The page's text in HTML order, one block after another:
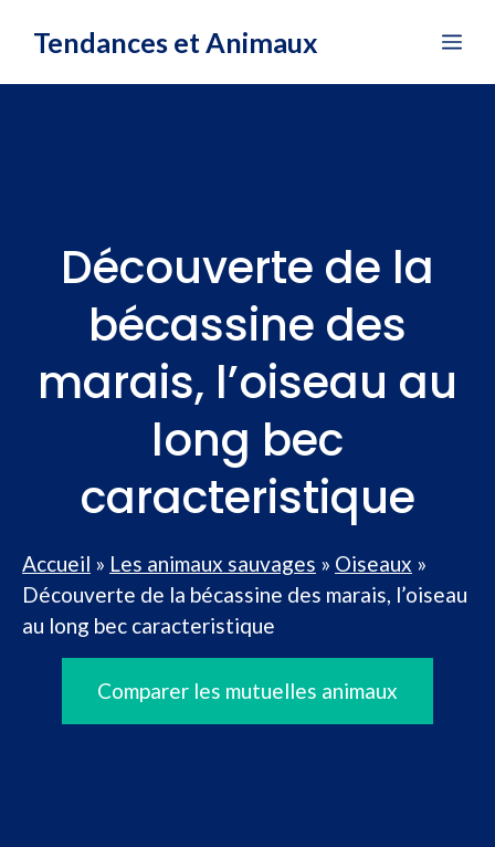
Tendances et Animaux
Découverte de la
bécassine des
marais, l’oiseau au
long bec
caracteristique
Accueil » Les animaux sauvages » Oiseaux »
Découverte de la bécassine des marais, l’oiseau
au long bec caracteristique
Comparer les mutuelles animaux